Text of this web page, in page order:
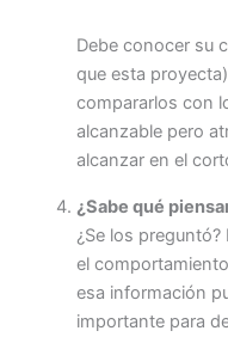
Debe conocer su
que esta
compararlos con
alcanzable pero
alcanzar en el
¿Sabe qué
¿Se los
el
esa información
importante para